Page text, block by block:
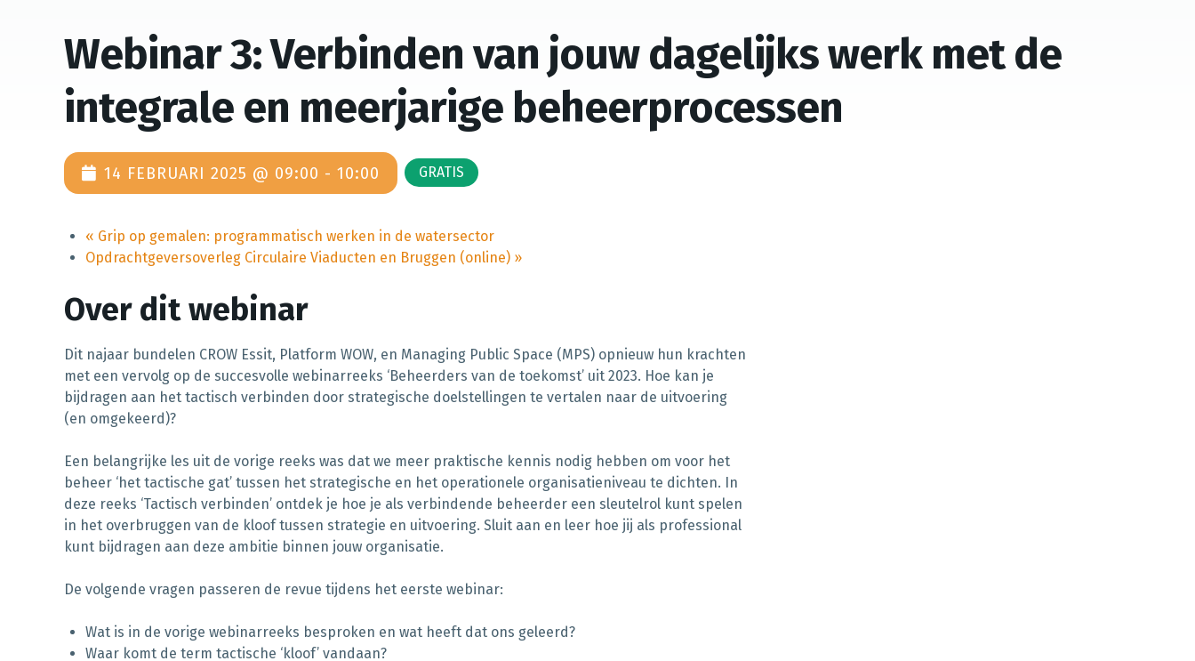
Webinar 3: Verbinden van jouw dagelijks werk met de
integrale en meerjarige beheerprocessen
14 FEBRUARI 2025 @ 09:00 - 10:00 GRATIS
« Grip op gemalen: programmatisch werken in de watersector
Opdrachtgeversoverleg Circulaire Viaducten en Bruggen (online) »
Over dit webinar
Dit najaar bundelen CROW Essit, Platform WOW, en Managing Public Space (MPS) opnieuw hun krachten
met een vervolg op de succesvolle webinarreeks ‘Beheerders van de toekomst’ uit 2023. Hoe kan je
bijdragen aan het tactisch verbinden door strategische doelstellingen te vertalen naar de uitvoering
(en omgekeerd)?
Een belangrijke les uit de vorige reeks was dat we meer praktische kennis nodig hebben om voor het
beheer ‘het tactische gat’ tussen het strategische en het operationele organisatieniveau te dichten. In
deze reeks ‘Tactisch verbinden’ ontdek je hoe je als verbindende beheerder een sleutelrol kunt spelen
in het overbruggen van de kloof tussen strategie en uitvoering. Sluit aan en leer hoe jij als professional
kunt bijdragen aan deze ambitie binnen jouw organisatie.
De volgende vragen passeren de revue tijdens het eerste webinar:
Wat is in de vorige webinarreeks besproken en wat heeft dat ons geleerd?
Waar komt de term tactische ‘kloof’ vandaan?